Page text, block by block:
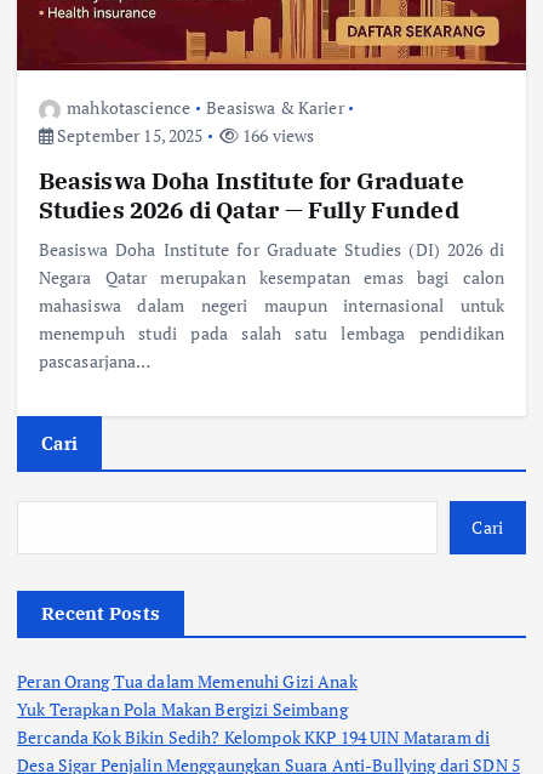
mahkotascience
Beasiswa & Karier
September 15, 2025
166 views
Beasiswa Doha Institute for Graduate
Studies 2026 di Qatar — Fully Funded
Beasiswa Doha Institute for Graduate Studies (DI) 2026 di
Negara Qatar merupakan kesempatan emas bagi calon
mahasiswa dalam negeri maupun internasional untuk
menempuh studi pada salah satu lembaga pendidikan
pascasarjana…
Cari
Cari
Recent Posts
Peran Orang Tua dalam Memenuhi Gizi Anak
Yuk Terapkan Pola Makan Bergizi Seimbang
Bercanda Kok Bikin Sedih? Kelompok KKP 194 UIN Mataram di
Desa Sigar Penjalin Menggaungkan Suara Anti-Bullying dari SDN 5